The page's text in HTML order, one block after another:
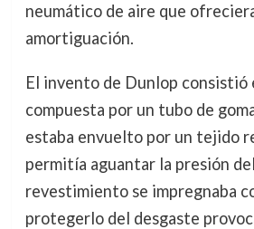
neumático de aire que
amortiguación.
El invento de Dunlop consistió
compuesta por un tubo de
estaba envuelto por un tejido
permitía aguantar la presión
revestimiento se impregnaba
protegerlo del desgaste